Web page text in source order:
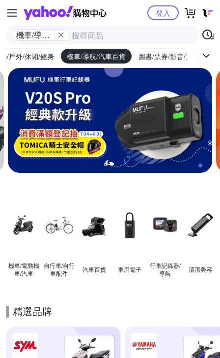
Yahoo購物中心
機車/導航/
登入
/戶外/休閒/健身 機車/導航/汽車百貨 圖書/票券/影音/文具
機車/電動機
車/汽車
自行車/自行
車配件
汽車百貨 車用電子
行車記錄器/
導航
清潔美容
精選品牌